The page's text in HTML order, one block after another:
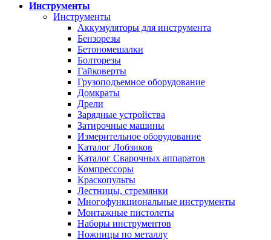
Инструменты
Инструменты
Аккумуляторы для инструмента
Бензорезы
Бетономешалки
Болторезы
Гайковерты
Грузоподъемное оборудование
Домкраты
Дрели
Зарядные устройства
Затирочные машины
Измерительное оборудование
Каталог Лобзиков
Каталог Сварочных аппаратов
Компрессоры
Краскопульты
Лестницы, стремянки
Многофункциональные инструменты
Монтажные пистолеты
Наборы инструментов
Ножницы по металлу